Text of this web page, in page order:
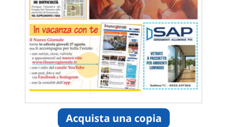
Acquista una copia